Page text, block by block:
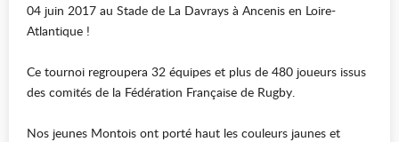
04 juin 2017 au Stade de La Davrays à Ancenis en Loire-
Atlantique !
Ce tournoi regroupera 32 équipes et plus de 480 joueurs issus
des comités de la Fédération Française de Rugby.
Nos jeunes Montois ont porté haut les couleurs jaunes et